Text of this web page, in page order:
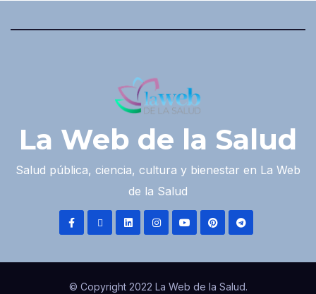
La Web de la Salud
Salud pública, ciencia, cultura y bienestar en La Web
de la Salud
© Copyright 2022 La Web de la Salud.